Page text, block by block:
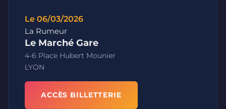
Le 06/03/2026
La Rumeur
Le Marché Gare
4-6 Place Hubert Mounier
LYON
ACCÈS BILLETTERIE